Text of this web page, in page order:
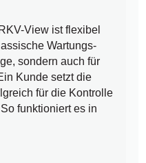
View ist flexibel
Wartungs-
sondern auch für
Kunde setzt die
für die Kontrolle
funktioniert es in